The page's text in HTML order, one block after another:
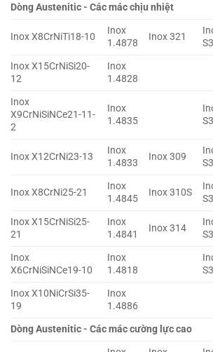
Dòng Austenitic - Các mác chịu nhiệt
Inox X8CrNiTi18-10
Inox
1.4878
Inox 321
Inox X15CrNiSi20-
12
Inox
1.4828
Inox
X9CrNiSiNCe21-11-
2
Inox
1.4835
Inox X12CrNi23-13
Inox
1.4833
Inox 309
Inox X8CrNi25-21
Inox
1.4845
Inox 310S
Inox X15CrNiSi25-
21
Inox
1.4841
Inox 314
Inox
X6CrNiSiNCe19-10
Inox
1.4818
Inox X10NiCrSi35-
19
Inox
1.4886
Dòng Austenitic - Các mác cường lực cao